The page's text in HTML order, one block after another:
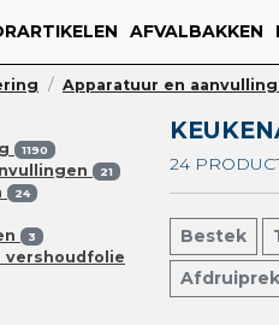
AFVALBAKKEN
Apparatuur en
1190
21
24
3
vershoudfolie
24
Bestek
Afdruiprek